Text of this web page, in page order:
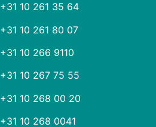
+31 10 261 35 64
+31 10 261 80 07
+31 10 266 9110
+31 10 267 75 55
+31 10 268 00 20
+31 10 268 0041